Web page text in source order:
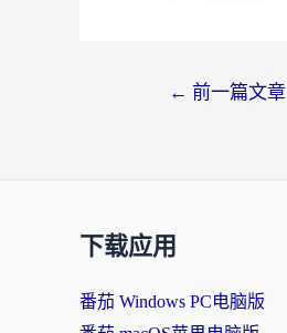
← 前一篇文章
下载应用
番茄 Windows PC电脑版